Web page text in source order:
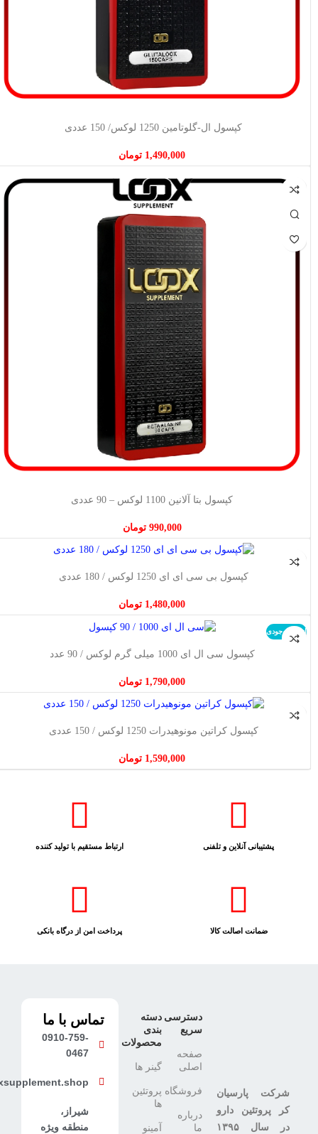
کپسول ال-گلوتامین 1250 لوکس/ 150 عددی
1,490,000 تومان
کپسول بتا آلانین 1100 لوکس – 90 عددی
990,000 تومان
کپسول بی‌ سی‌ ای‌ ای 1250 لوکس / 180 عددی
1,480,000 تومان
اتمام موجودی
کپسول سی ال ای 1000 میلی گرم لوکس / 90 عدد
1,790,000 تومان
کپسول کراتین مونوهیدرات 1250 لوکس / 150 عددی
1,590,000 تومان
پشتیبانی آنلاین و تلفنی ارتباط مستقیم با تولید کننده
ضمانت اصالت کالا پرداخت امن از درگاه بانکی
شرکت پارسیان
کر پروتئین دارو
در سال ۱۳۹۵
دسترسی
سریع
صفحه
اصلی
فروشگاه
درباره
ما
دسته
بندی
محصولات
گینر ها
پروتئین
ها
آمینو
تماس با ما
0910-759-
0467
شیراز،
منطقه ویژه